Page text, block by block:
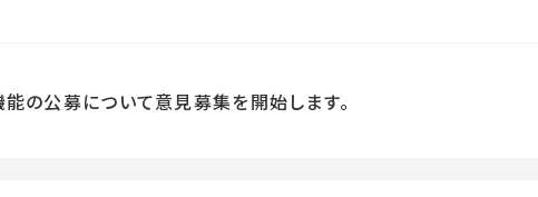
の公募について意見募集を開始します。